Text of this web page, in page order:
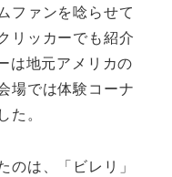
ファンを唸らせて
リッカーでも紹介
は地元アメリカの
場では体験コーナ
。
のは、「ビレリ」